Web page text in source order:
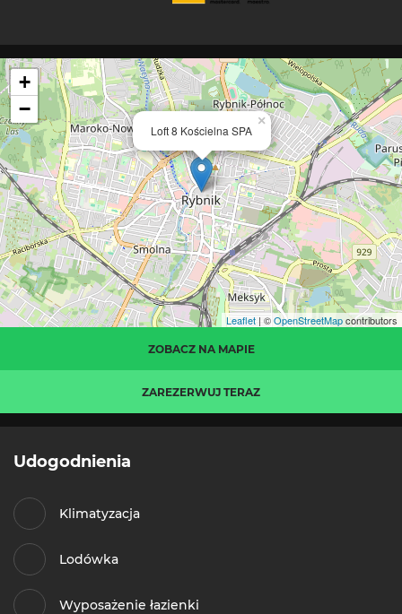
Loft 8 Kościelna SPA
×
+
−
Leaflet | ©OpenStreetMapcontributors
ZOBACZ NA MAPIE
ZAREZERWUJ TERAZ
Udogodnienia
Klimatyzacja
Lodówka
Wyposażenie łazienki